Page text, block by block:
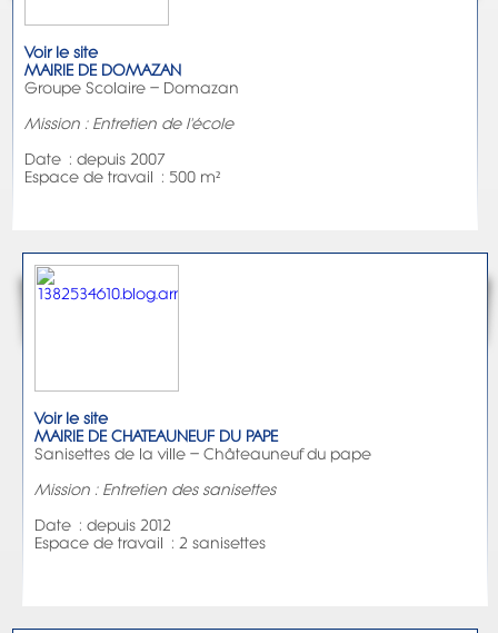
Voir le site
MAIRIE DE DOMAZAN
Groupe Scolaire – Domazan
Mission : Entretien de l'école
Date : depuis 2007
Espace de travail : 500 m²
Voir le site
MAIRIE DE CHATEAUNEUF DU PAPE
Sanisettes de la ville – Châteauneuf du pape
Mission : Entretien des sanisettes
Date : depuis 2012
Espace de travail : 2 sanisettes